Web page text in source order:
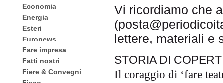
Economia
Energia
Esteri
Euronews
Fare impresa
Fatti nostri
Fiere & Convegni
Vi ricordiamo che
lettere, materiali e
STORIA DI
Il coraggio di ‘fare